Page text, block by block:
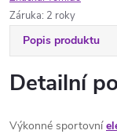
Záruka: 2 roky
Popis produktu
Detailní
Výkonné sportovní